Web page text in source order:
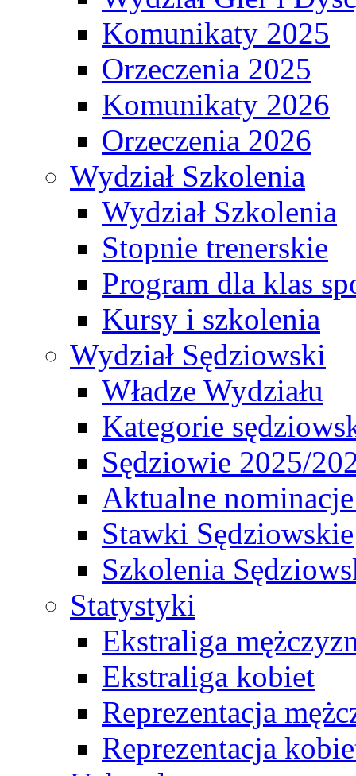
Komunikaty 2025
Orzeczenia 2025
Komunikaty 2026
Orzeczenia 2026
Wydział Szkolenia
Wydział Szkolenia
Stopnie trenerskie
Program dla klas
Kursy i szkolenia
Wydział Sędziowski
Władze Wydziału
Kategorie
Sędziowie 2025/
Aktualne
Stawki Sędziowskie
Szkolenia
Statystyki
Ekstraliga
Ekstraliga kobiet
Reprezentacja
Reprezentacja